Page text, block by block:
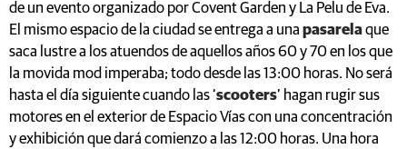
de un evento organizado por Covent Garden y La Pelu de Eva.
El mismo espacio de la ciudad se entrega a una pasarelaque
saca lustre a los atuendos de aquellos años 60 y 70 en los que
la movida mod imperaba; todo desde las 13:00 horas. No será
hasta el día siguiente cuando las ‘scooters’ hagan rugir sus
motores en el exterior de Espacio Vías con una concentración
y exhibición que dará comienzo a las 12:00 horas. Una hora